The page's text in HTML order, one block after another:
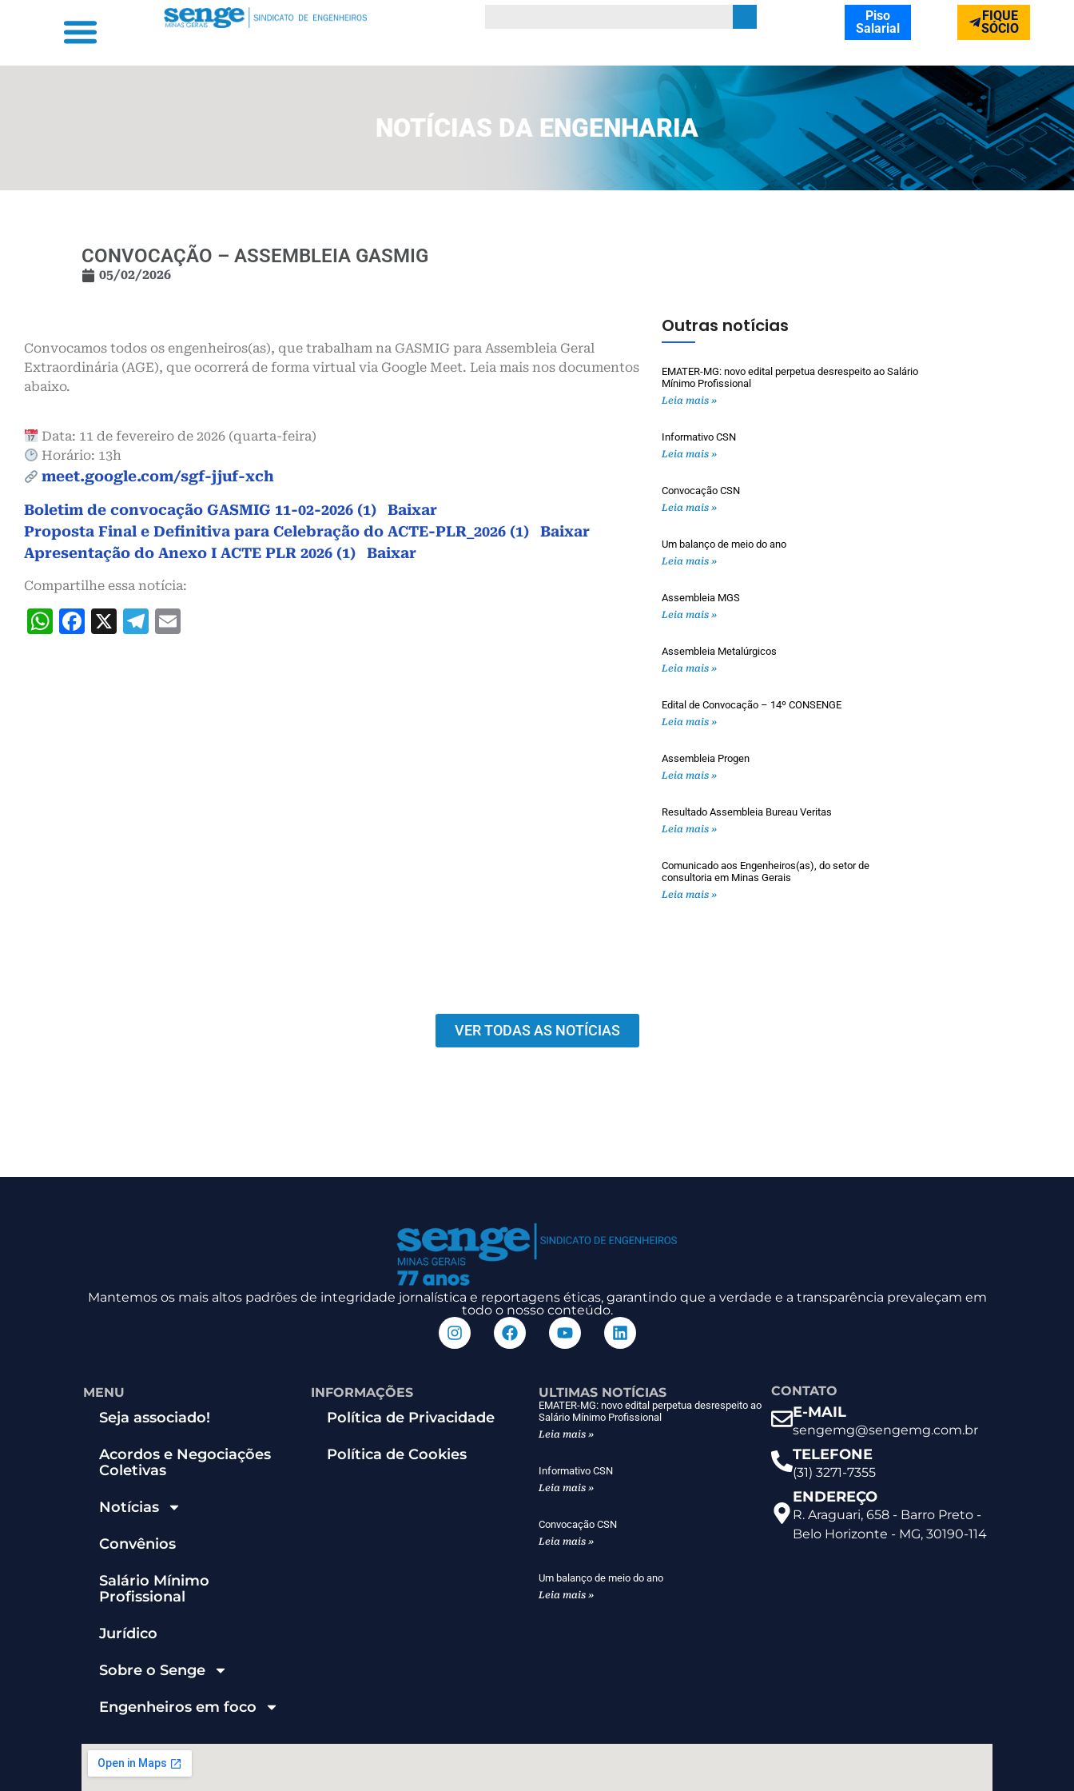
Piso
Salarial
FIQUE
SÓCIO
NOTÍCIAS DA ENGENHARIA
CONVOCAÇÃO – ASSEMBLEIA GASMIG
05/02/2026
Convocamos todos os engenheiros(as), que trabalham na GASMIG para Assembleia Geral
Extraordinária (AGE), que ocorrerá de forma virtual via Google Meet. Leia mais nos documentos
abaixo.
Data: 11 de fevereiro de 2026 (quarta-feira)
Horário: 13h
meet.google.com/sgf-jjuf-xch
Boletim de convocação GASMIG 11-02-2026 (1)
Baixar
Proposta Final e Definitiva para Celebração do ACTE-PLR_2026 (1)
Baixar
Apresentação do Anexo I ACTE PLR 2026 (1)
Baixar
Compartilhe essa notícia:
WhatsApp
Facebook
X Telegram
Outras notícias
EMATER-MG: novo edital perpetua desrespeito ao Salário
Mínimo Profissional
Leia mais »
Informativo CSN
Leia mais »
Convocação CSN
Leia mais »
Um balanço de meio do ano
Leia mais »
Assembleia MGS
Leia mais »
Assembleia Metalúrgicos
Leia mais »
Edital de Convocação – 14º CONSENGE
Leia mais »
Assembleia Progen
Leia mais »
Resultado Assembleia Bureau Veritas
Leia mais »
Comunicado aos Engenheiros(as), do setor de
consultoria em Minas Gerais
Leia mais »
VER TODAS AS NOTÍCIAS
Mantemos os mais altos padrões de integridade jornalística e reportagens éticas, garantindo que a verdade e a transparência prevaleçam em
todo o nosso conteúdo.
MENU
Seja associado!
Acordos e Negociações
Coletivas
Notícias
Convênios
Salário Mínimo
Profissional
Jurídico
Sobre o Senge
Engenheiros em foco
INFORMAÇÕES
Política de Privacidade
Política de Cookies
ULTIMAS NOTÍCIAS
EMATER-MG: novo edital perpetua desrespeito ao
Salário Mínimo Profissional
Leia mais »
Informativo CSN
Leia mais »
Convocação CSN
Leia mais »
Um balanço de meio do ano
Leia mais »
CONTATO
E-MAIL
sengemg@sengemg.com.br
TELEFONE
(31) 3271-7355
ENDEREÇO
R. Araguari, 658 - Barro Preto -
Belo Horizonte - MG, 30190-114